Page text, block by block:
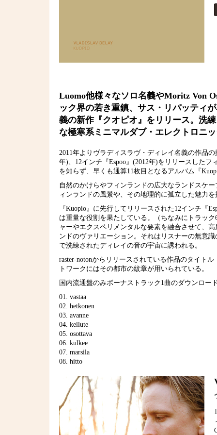
Luomo他様々なソロ名義やMoritz Von
ック界の若き重鎮、サス・リパッティ
義の新作『クオピオ』をリリース。洗
な極寒系ミニマルダブ・エレクトロニ
2011年よりヴラディスラヴ・ディレイ名義の作品
年)、12インチ『Espoo』(2012年)をリリースした
を知らず、早くも通算11枚目となるアルバム『
自然のかけらやフィンランドの広大なランドスケ
ィンランドの風景や、その地理的に孤立した魅力
『Kuopio』に先行してリリースされた12インチ『
は重量な役割を果たしている。（ちなみにトラッ
ャーやエクスペリメンタルな要素を融合させて、
ンドのヴァリエーション。それはリスナーの無意
で洗練されたディレイの音の宇宙に誘われる。
raster-notonからリリースされている作品のタイト
トワークにはその都市の紋章が用いられている。
国内流通盤のみボーナストラック1曲のダウンロー
01. vastaa
02. hetkonen
03. avanne
04. kellute
05. osottava
06. kulkee
07. marsila
08. hitto